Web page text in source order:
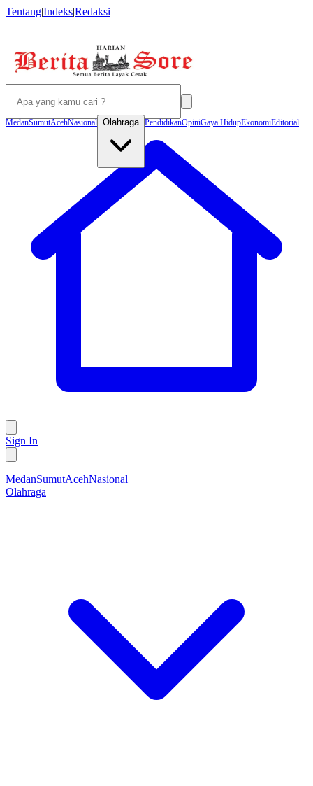
Tentang|Indeks|Redaksi
MedanSumutAcehNasional Olahraga PendidikanOpiniGaya HidupEkonomiEditorial
Sign In
MedanSumutAcehNasional
Olahraga